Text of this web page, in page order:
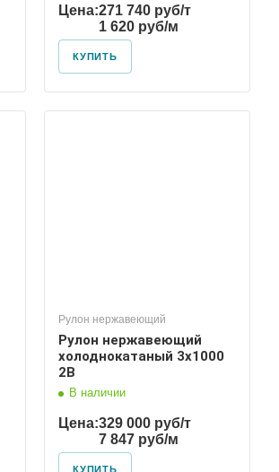
Цена:271 740 руб/т
1 620 руб/м
КУПИТЬ
Рулон нержавеющий
Рулон нержавеющий
холоднокатаный 3х1000
2В
В наличии
Цена:329 000 руб/т
7 847 руб/м
КУПИТЬ